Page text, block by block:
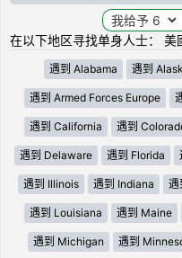
在以下地区寻找单身人士： 美
遇到 Alabama 遇到
遇到 Armed Forces Europe
遇到 California 遇到
遇到 Delaware 遇到 Florida
遇到 Illinois 遇到 Indiana 遇
遇到 Louisiana 遇到 Maine
遇到 Michigan 遇到